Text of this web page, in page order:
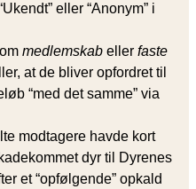
eller “Anonym” i
medlemskab eller faste
at de bliver opfordret til
“med det samme” via
modtagere havde kort
dyr til Dyrenes
et “opfølgende” opkald